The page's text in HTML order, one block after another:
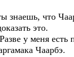
знаешь, что
это.
у меня есть
Чаарбэ.